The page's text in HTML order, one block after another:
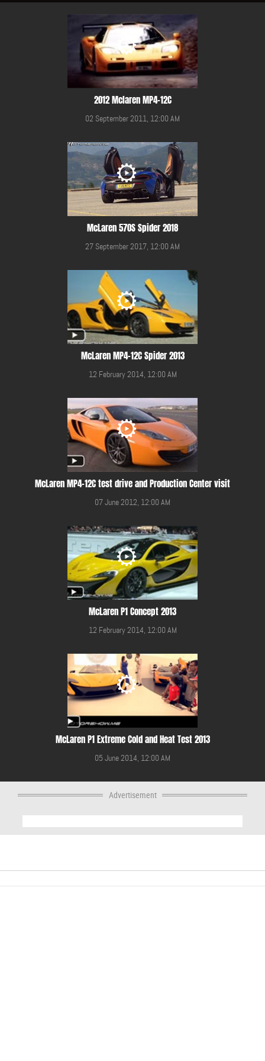
2012 Mclaren MP4-12C
02 September 2011, 12:00 AM
McLaren 570S Spider 2018
27 September 2017, 12:00 AM
McLaren MP4-12C Spider 2013
12 February 2014, 12:00 AM
McLaren MP4-12C test drive and Production Center visit
07 June 2012, 12:00 AM
McLaren P1 Concept 2013
12 February 2014, 12:00 AM
McLaren P1 Extreme Cold and Heat Test 2013
05 June 2014, 12:00 AM
Advertisement